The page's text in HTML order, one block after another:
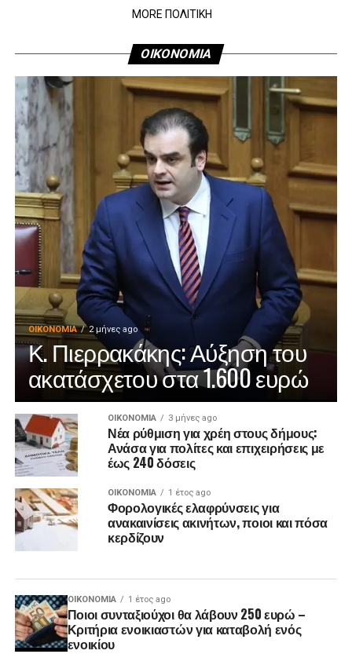
MORE ΠΟΛΙΤΙΚΗ
ΟΙΚΟΝΟΜΙΑ
ΟΙΚΟΝΟΜΊΑ 2 μήνες ago
Κ. Πιερρακάκης: Αύξηση του
ακατάσχετου στα 1.600 ευρώ
ΟΙΚΟΝΟΜΊΑ 3 μήνες ago
Νέα ρύθμιση για χρέη στους δήμους:
Ανάσα για πολίτες και επιχειρήσεις με
έως 240 δόσεις
ΟΙΚΟΝΟΜΊΑ 1 έτος ago
Φορολογικές ελαφρύνσεις για
ανακαινίσεις ακινήτων, ποιοι και πόσα
κερδίζουν
ΟΙΚΟΝΟΜΊΑ 1 έτος ago
Ποιοι συνταξιούχοι θα λάβουν 250 ευρώ –
Κριτήρια ενοικιαστών για καταβολή ενός
ενοικίου